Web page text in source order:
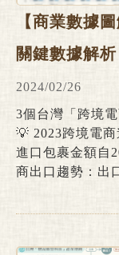
【商業數據
關鍵數據解析
2024/02/26
3個台灣「跨境
💡 2023跨境電
進口包裹金額自
商出口趨勢：出